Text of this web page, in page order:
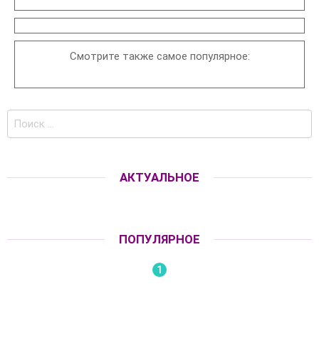
Смотрите также самое популярное:
Поиск
АКТУАЛЬНОЕ
ПОПУЛЯРНОЕ